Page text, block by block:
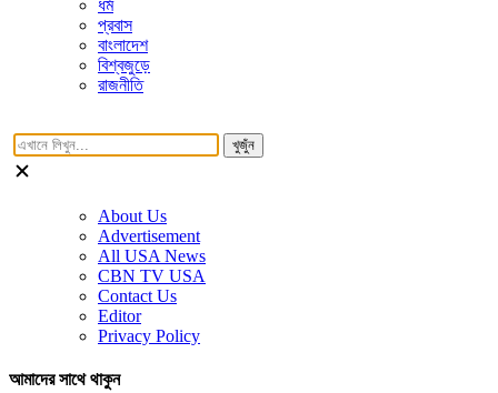
ধর্ম
প্রবাস
বাংলাদেশ
বিশ্বজুড়ে
রাজনীতি
খুজুঁন
About Us
Advertisement
All USA News
CBN TV USA
Contact Us
Editor
Privacy Policy
আমাদের সাথে থাকুন